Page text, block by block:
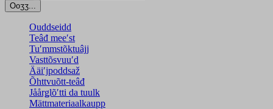
Ooʒʒ...
Ouddseidd
Teâđ meeʹst
Tuʹmmstõktuâjj
Vasttõsvuuʹd
Ääiʹjpoddsaž
Õhttvuõtt-teâđ
Jåårǥlõʹtti da tuulk
Mättmateriaalkaupp